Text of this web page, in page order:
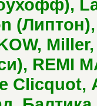
REMI